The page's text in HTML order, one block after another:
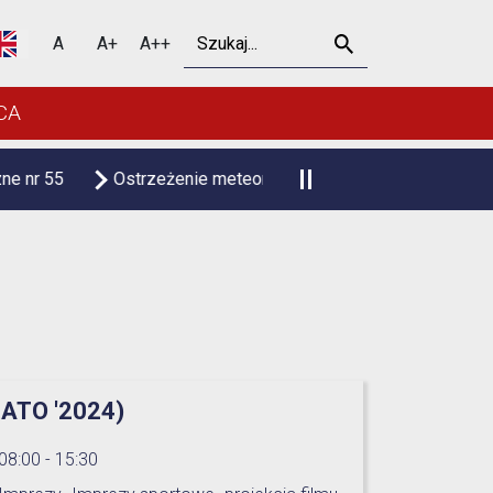
A A+ A++ Szukaj
meteorologiczne upał Czasowa zmiana organizacji
'2024)
08:00 - 15:30